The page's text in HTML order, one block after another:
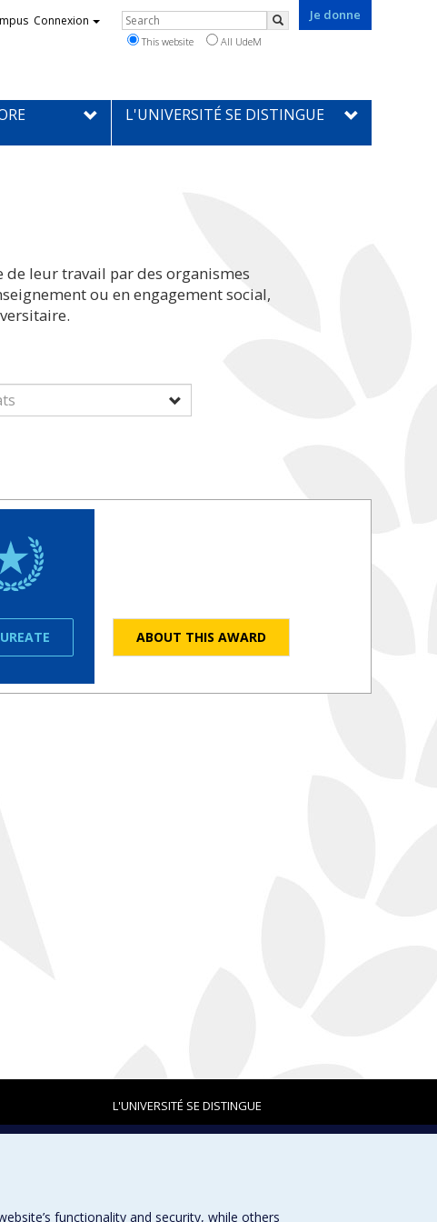
Je donne
Connexion Rechercher
Search
This website All UdeM
L'UNIVERSITÉ SE DISTINGUE
de leur travail par des organismes
ou en engagement social,
ABOUT THIS AWARD
L'UNIVERSITÉ SE DISTINGUE
functionality and security, while others